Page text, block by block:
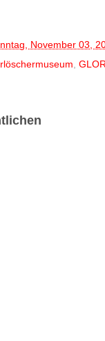
November 03,
,